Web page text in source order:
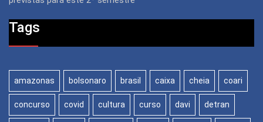
Tags
amazonas bolsonaro brasil caixa cheia coari
concurso covid cultura curso davi detran